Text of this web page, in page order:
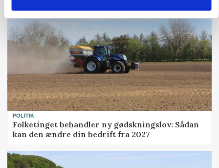
POLITIK
Folketinget behandler ny gødskningslov: Sådan
kan den ændre din bedrift fra 2027